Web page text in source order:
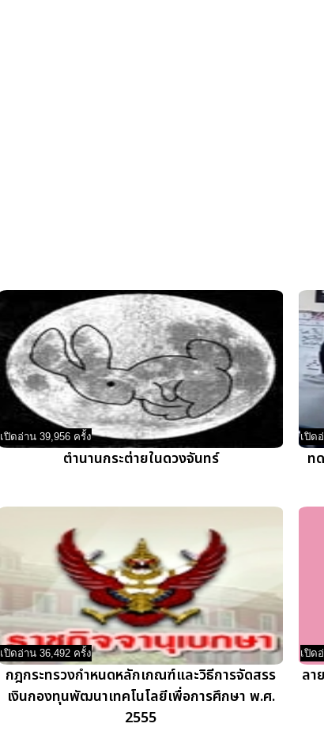
เปิดอ่าน 39,956 ครั้ง
ตำนานกระต่ายในดวงจันทร์
เปิด
ท
เปิดอ่าน 36,492 ครั้ง
กฎกระทรวงกำหนดหลักเกณฑ์และวิธีการจัดสรร
เงินกองทุนพัฒนาเทคโนโลยีเพื่อการศึกษา พ.ศ.
2555
เปิด
ลา